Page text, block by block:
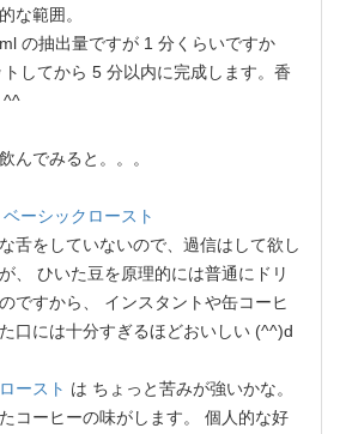
な範囲。
の抽出量ですが 1 分くらいですか
してから 5 分以内に完成します。香
^^
んでみると。。。
ベーシックロースト
舌をしていないので、過信はして欲し
、 ひいた豆を原理的には普通にドリ
ですから、 インスタントや缶コーヒ
口には十分すぎるほどおいしい (^^)d
ースト は ちょっと苦みが強いかな。
コーヒーの味がします。 個人的な好